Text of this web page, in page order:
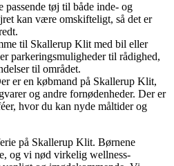
passende tøj til både inde- og
kan være omskifteligt, så det er
til Skallerup Klit med bil eller
parkeringsmuligheder til rådighed,
til området.
er en købmand på Skallerup Klit,
og andre fornødenheder. Der er
hvor du kan nyde måltider og
på Skallerup Klit. Børnene
og vi nød virkelig wellness-